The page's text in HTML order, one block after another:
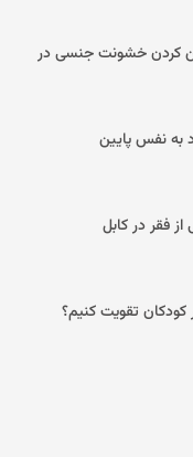
کردن خشونت جنسی در
به نفس پایین
از فقر در کابل
کودکان تقویت کنیم؟